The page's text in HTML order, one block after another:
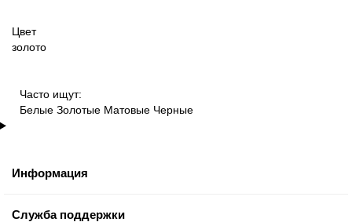
Цвет
золото
Часто ищут:
Белые Золотые Матовые Черные
Информация
Служба поддержки